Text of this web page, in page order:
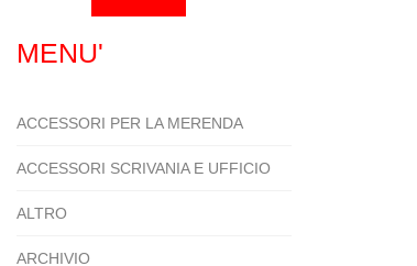
MENU'
ACCESSORI PER LA MERENDA
ACCESSORI SCRIVANIA E UFFICIO
ALTRO
ARCHIVIO